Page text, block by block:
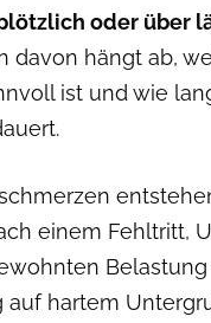
oder über
davon hängt ab,
ist und wie
einem Fehltritt,
auf hartem